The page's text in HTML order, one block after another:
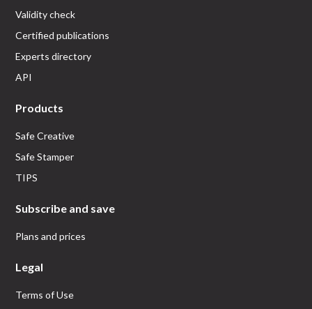
Validity check
Certified publications
Experts directory
API
Products
Safe Creative
Safe Stamper
TIPS
Subscribe and save
Plans and prices
Legal
Terms of Use